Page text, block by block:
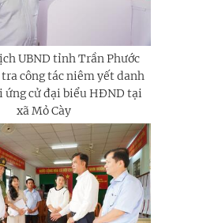
UBND tỉnh Trần Phước
công tác niêm yết danh
ứng cử đại biểu HĐND tại
xã Mỏ Cày